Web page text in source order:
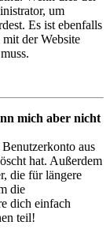
um
Es ist ebenfalls
der Website
mich aber nicht
aus
hat. Außerdem
die für längere
die
dich einfach
teil!